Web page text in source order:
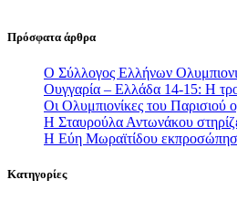
Πρόσφατα άρθρα
Ο Σύλλογος Ελλήνων
Ουγγαρία – Ελλάδα 14-15: Η
Οι Ολυμπιονίκες του Παρισιού
Η Σταυρούλα Αντωνάκου
Η Εύη Μωραϊτίδου
Κατηγορίες